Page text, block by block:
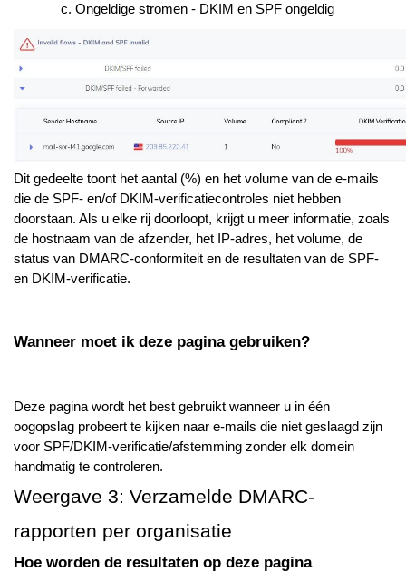
Ongeldige stromen - DKIM en SPF ongeldig
Dit gedeelte toont het aantal (%) en het volume van de e-mails
die de SPF- en/of DKIM-verificatiecontroles niet hebben
doorstaan. Als u elke rij doorloopt, krijgt u meer informatie, zoals
de hostnaam van de afzender, het IP-adres, het volume, de
status van DMARC-conformiteit en de resultaten van de SPF-
en DKIM-verificatie.
Wanneer moet ik deze pagina gebruiken?
Deze pagina wordt het best gebruikt wanneer u in één
oogopslag probeert te kijken naar e-mails die niet geslaagd zijn
voor SPF/DKIM-verificatie/afstemming zonder elk domein
handmatig te controleren.
Weergave 3: Verzamelde DMARC-
rapporten per organisatie
Hoe worden de resultaten op deze pagina